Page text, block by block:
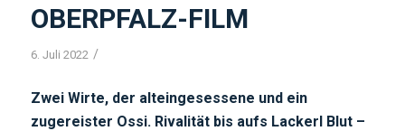
OBERPFALZ-FILM
6. Juli 2022 /
Zwei Wirte, der alteingesessene und ein
zugereister Ossi. Rivalität bis aufs Lackerl Blut –